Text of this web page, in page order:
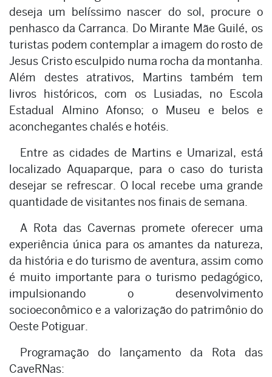
deseja um belíssimo nascer do sol, procure o
penhasco da Carranca. Do Mirante Mãe Guilé, os
turistas podem contemplar a imagem do rosto de
Jesus Cristo esculpido numa rocha da montanha.
Além destes atrativos, Martins também tem
livros históricos, com os Lusiadas, no Escola
Estadual Almino Afonso; o Museu e belos e
aconchegantes chalés e hotéis.
Entre as cidades de Martins e Umarizal, está
localizado Aquaparque, para o caso do turista
desejar se refrescar. O local recebe uma grande
quantidade de visitantes nos finais de semana.
A Rota das Cavernas promete oferecer uma
experiência única para os amantes da natureza,
da história e do turismo de aventura, assim como
é muito importante para o turismo pedagógico,
impulsionando o desenvolvimento
socioeconômico e a valorização do patrimônio do
Oeste Potiguar.
Programação do lançamento da Rota das
CaveRNas: